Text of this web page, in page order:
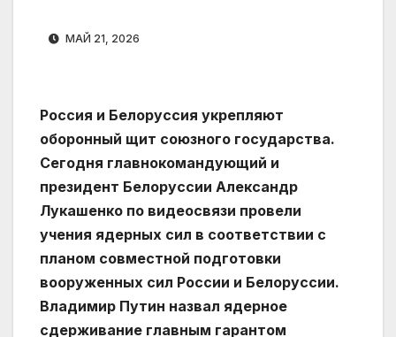
МАЙ 21, 2026
Россия и Белоруссия укрепляют
оборонный щит союзного государства.
Сегодня главнокомандующий и
президент Белоруссии Александр
Лукашенко по видеосвязи провели
учения ядерных сил в соответствии с
планом совместной подготовки
вооруженных сил России и Белоруссии.
Владимир Путин назвал ядерное
сдерживание главным гарантом